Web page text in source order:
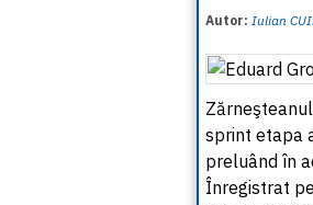
Autor: Iulian
sprint etapa
preluând în
Înregistrat